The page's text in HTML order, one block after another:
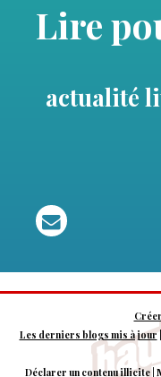
Lire
actualité
Les derniers blogs mis à jour|
Déclarer un contenu illicite